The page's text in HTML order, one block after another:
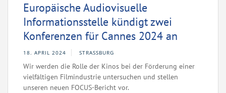
Europäische Audiovisuelle
Informationsstelle kündigt zwei
Konferenzen für Cannes 2024 an
18. APRIL 2024 STRASSBURG
Wir werden die Rolle der Kinos bei der Förderung einer
vielfältigen Filmindustrie untersuchen und stellen
unseren neuen FOCUS-Bericht vor.